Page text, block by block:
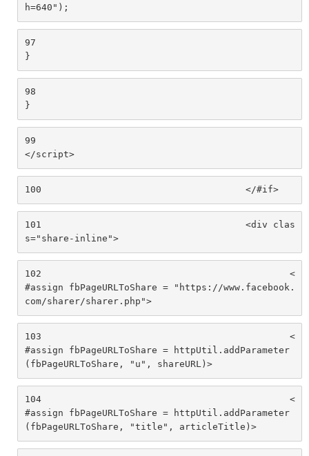
h=640");
97
}
98
}
99
</script>
100
					</#if>
101
s="share-inline">
102
#assign fbPageURLToShare = "https://www.facebook.
com/sharer/sharer.php">
103
#assign fbPageURLToShare = httpUtil.addParameter
(fbPageURLToShare, "u", shareURL)>
104
						<
#assign fbPageURLToShare = httpUtil.addParameter
(fbPageURLToShare, "title", articleTitle)>